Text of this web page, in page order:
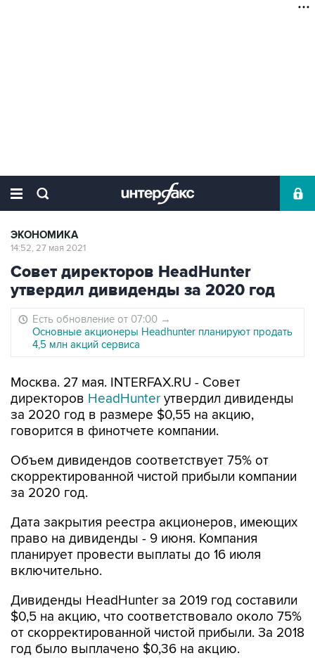
ЭКОНОМИКА
14:52, 27 мая 2021
Совет директоров HeadHunter
утвердил дивиденды за 2020 год
Есть обновление от 07:00 →
Основные акционеры Headhunter планируют продать
4,5 млн акций сервиса
Москва. 27 мая. INTERFAX.RU - Совет
директоров HeadHunter утвердил дивиденды
за 2020 год в размере $0,55 на акцию,
говорится в финотчете компании.
Объем дивидендов соответствует 75% от
скорректированной чистой прибыли компании
за 2020 год.
Дата закрытия реестра акционеров, имеющих
право на дивиденды - 9 июня. Компания
планирует провести выплаты до 16 июля
включительно.
Дивиденды HeadHunter за 2019 год составили
$0,5 на акцию, что соответствовало около 75%
от скорректированной чистой прибыли. За 2018
год было выплачено $0,36 на акцию.